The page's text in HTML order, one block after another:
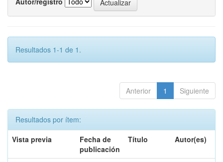
Resultados 1-1 de 1.
Anterior 1 Siguiente
Resultados por ítem:
Vista previa
Fecha de
publicación
Título Autor(es)